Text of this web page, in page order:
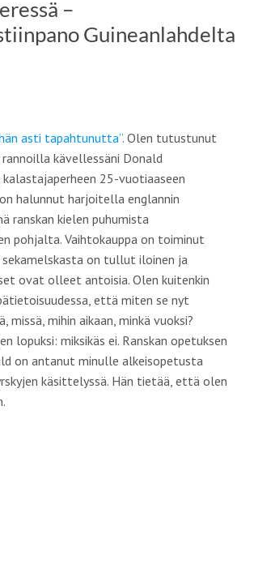
–
Guineanlahdelta
asti tapahtunutta”. Olen tutustunut
rannoilla kävellessäni Donald
kalastajaperheen 25-vuotiaaseen
halunnut harjoitella englannin
ranskan kielen puhumista
pohjalta. Vaihtokauppa on toiminut
on tullut iloinen ja
ovat olleet antoisia. Olen kuitenkin
että miten se nyt
missä, mihin aikaan, minkä vuoksi?
lopuksi: miksikäs ei. Ranskan opetuksen
on antanut minulle alkeisopetusta
käsittelyssä. Hän tietää, että olen